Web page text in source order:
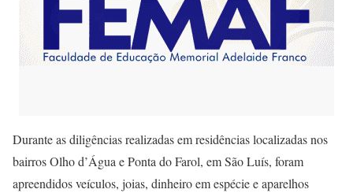
Durante as diligências realizadas em residências localizadas nos
bairros Olho d’Água e Ponta do Farol, em São Luís, foram
apreendidos veículos, joias, dinheiro em espécie e aparelhos